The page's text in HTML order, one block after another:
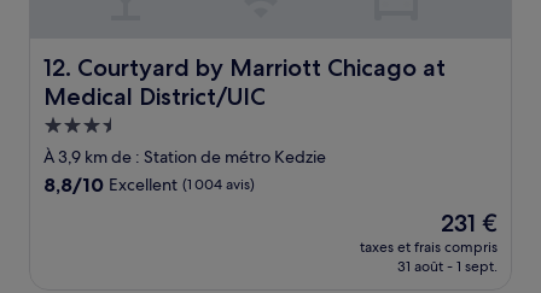
12. Courtyard by Marriott Chicago at
Medical District/UIC
Courtyard by Marriott Chicago at Medical District/UIC
Hébergement
3.5 étoiles
À 3,9 km de : Station de métro Kedzie
8.8
8,8/10 Excellent (1 004 avis)
Le
nouveau
prix
231 €
taxes et frais compris
31 août - 1 sept.